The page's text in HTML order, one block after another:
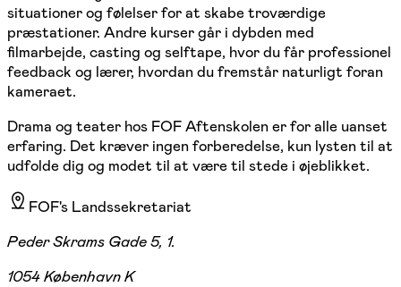
situationer og følelser for at skabe troværdige
præstationer. Andre kurser går i dybden med
filmarbejde, casting og selftape, hvor du får professionel
feedback og lærer, hvordan du fremstår naturligt foran
kameraet.
Drama og teater hos FOF Aftenskolen er for alle uanset
erfaring. Det kræver ingen forberedelse, kun lysten til at
udfolde dig og modet til at være til stede i øjeblikket.
FOF's Landssekretariat
Peder Skrams Gade 5, 1.
1054 København K